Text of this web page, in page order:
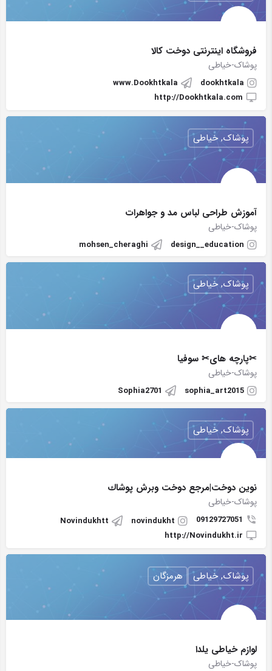
فروشگاه اینترنتی دوخت کالا
پوشاک-خیاطی
dookhtkala
www.Dookhtkala
http://Dookhtkala.com
آموزش طراحی لباس مد و جواهرات
پوشاک-خیاطی
design__education
mohsen_cheraghi
پوشاک, خیاطی
✂پارچه های✂ سوفیا
پوشاک-خیاطی
sophia_art2015
Sophia2701
پوشاک, خیاطی
نوين دوخت|مرجع دوخت وبرش پوشاك
پوشاک-خیاطی
09129727051
novindukht
Novindukhtt
http://Novindukht.ir
پوشاک, خیاطی
لوازم خیاطی یلدا
پوشاک-خیاطی
پوشاک, خیاطی هرمزگان